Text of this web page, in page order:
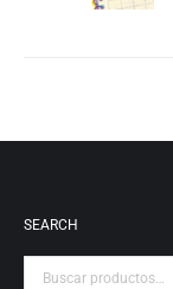
SEARCH